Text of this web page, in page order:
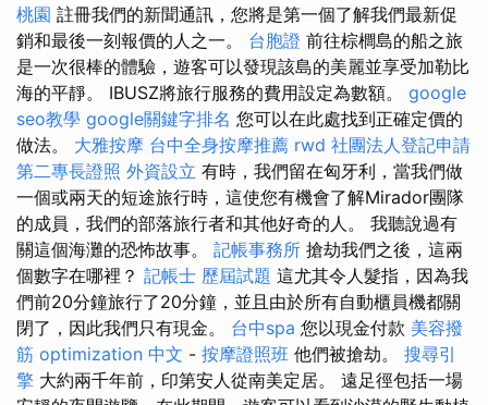
桃園 註冊我們的新聞通訊，您將是第一個了解我們最新促
銷和最後一刻報價的人之一。 台胞證 前往棕櫚島的船之旅
是一次很棒的體驗，遊客可以發現該島的美麗並享受加勒比
海的平靜。 IBUSZ將旅行服務的費用設定為數額。 google
seo教學 google關鍵字排名 您可以在此處找到正確定價的
做法。 大雅按摩 台中全身按摩推薦 rwd 社團法人登記申請
第二專長證照 外資設立 有時，我們留在匈牙利，當我們做
一個或兩天的短途旅行時，這使您有機會了解Mirador團隊
的成員，我們的部落旅行者和其他好奇的人。 我聽說過有
關這個海灘的恐怖故事。 記帳事務所 搶劫我們之後，這兩
個數字在哪裡？ 記帳士 歷屆試題 這尤其令人髮指，因為我
們前20分鐘旅行了20分鐘，並且由於所有自動櫃員機都關
閉了，因此我們只有現金。 台中spa 您以現金付款 美容撥
筋 optimization 中文 - 按摩證照班 他們被搶劫。 搜尋引
擎 大約兩千年前，印第安人從南美定居。 遠足徑包括一場